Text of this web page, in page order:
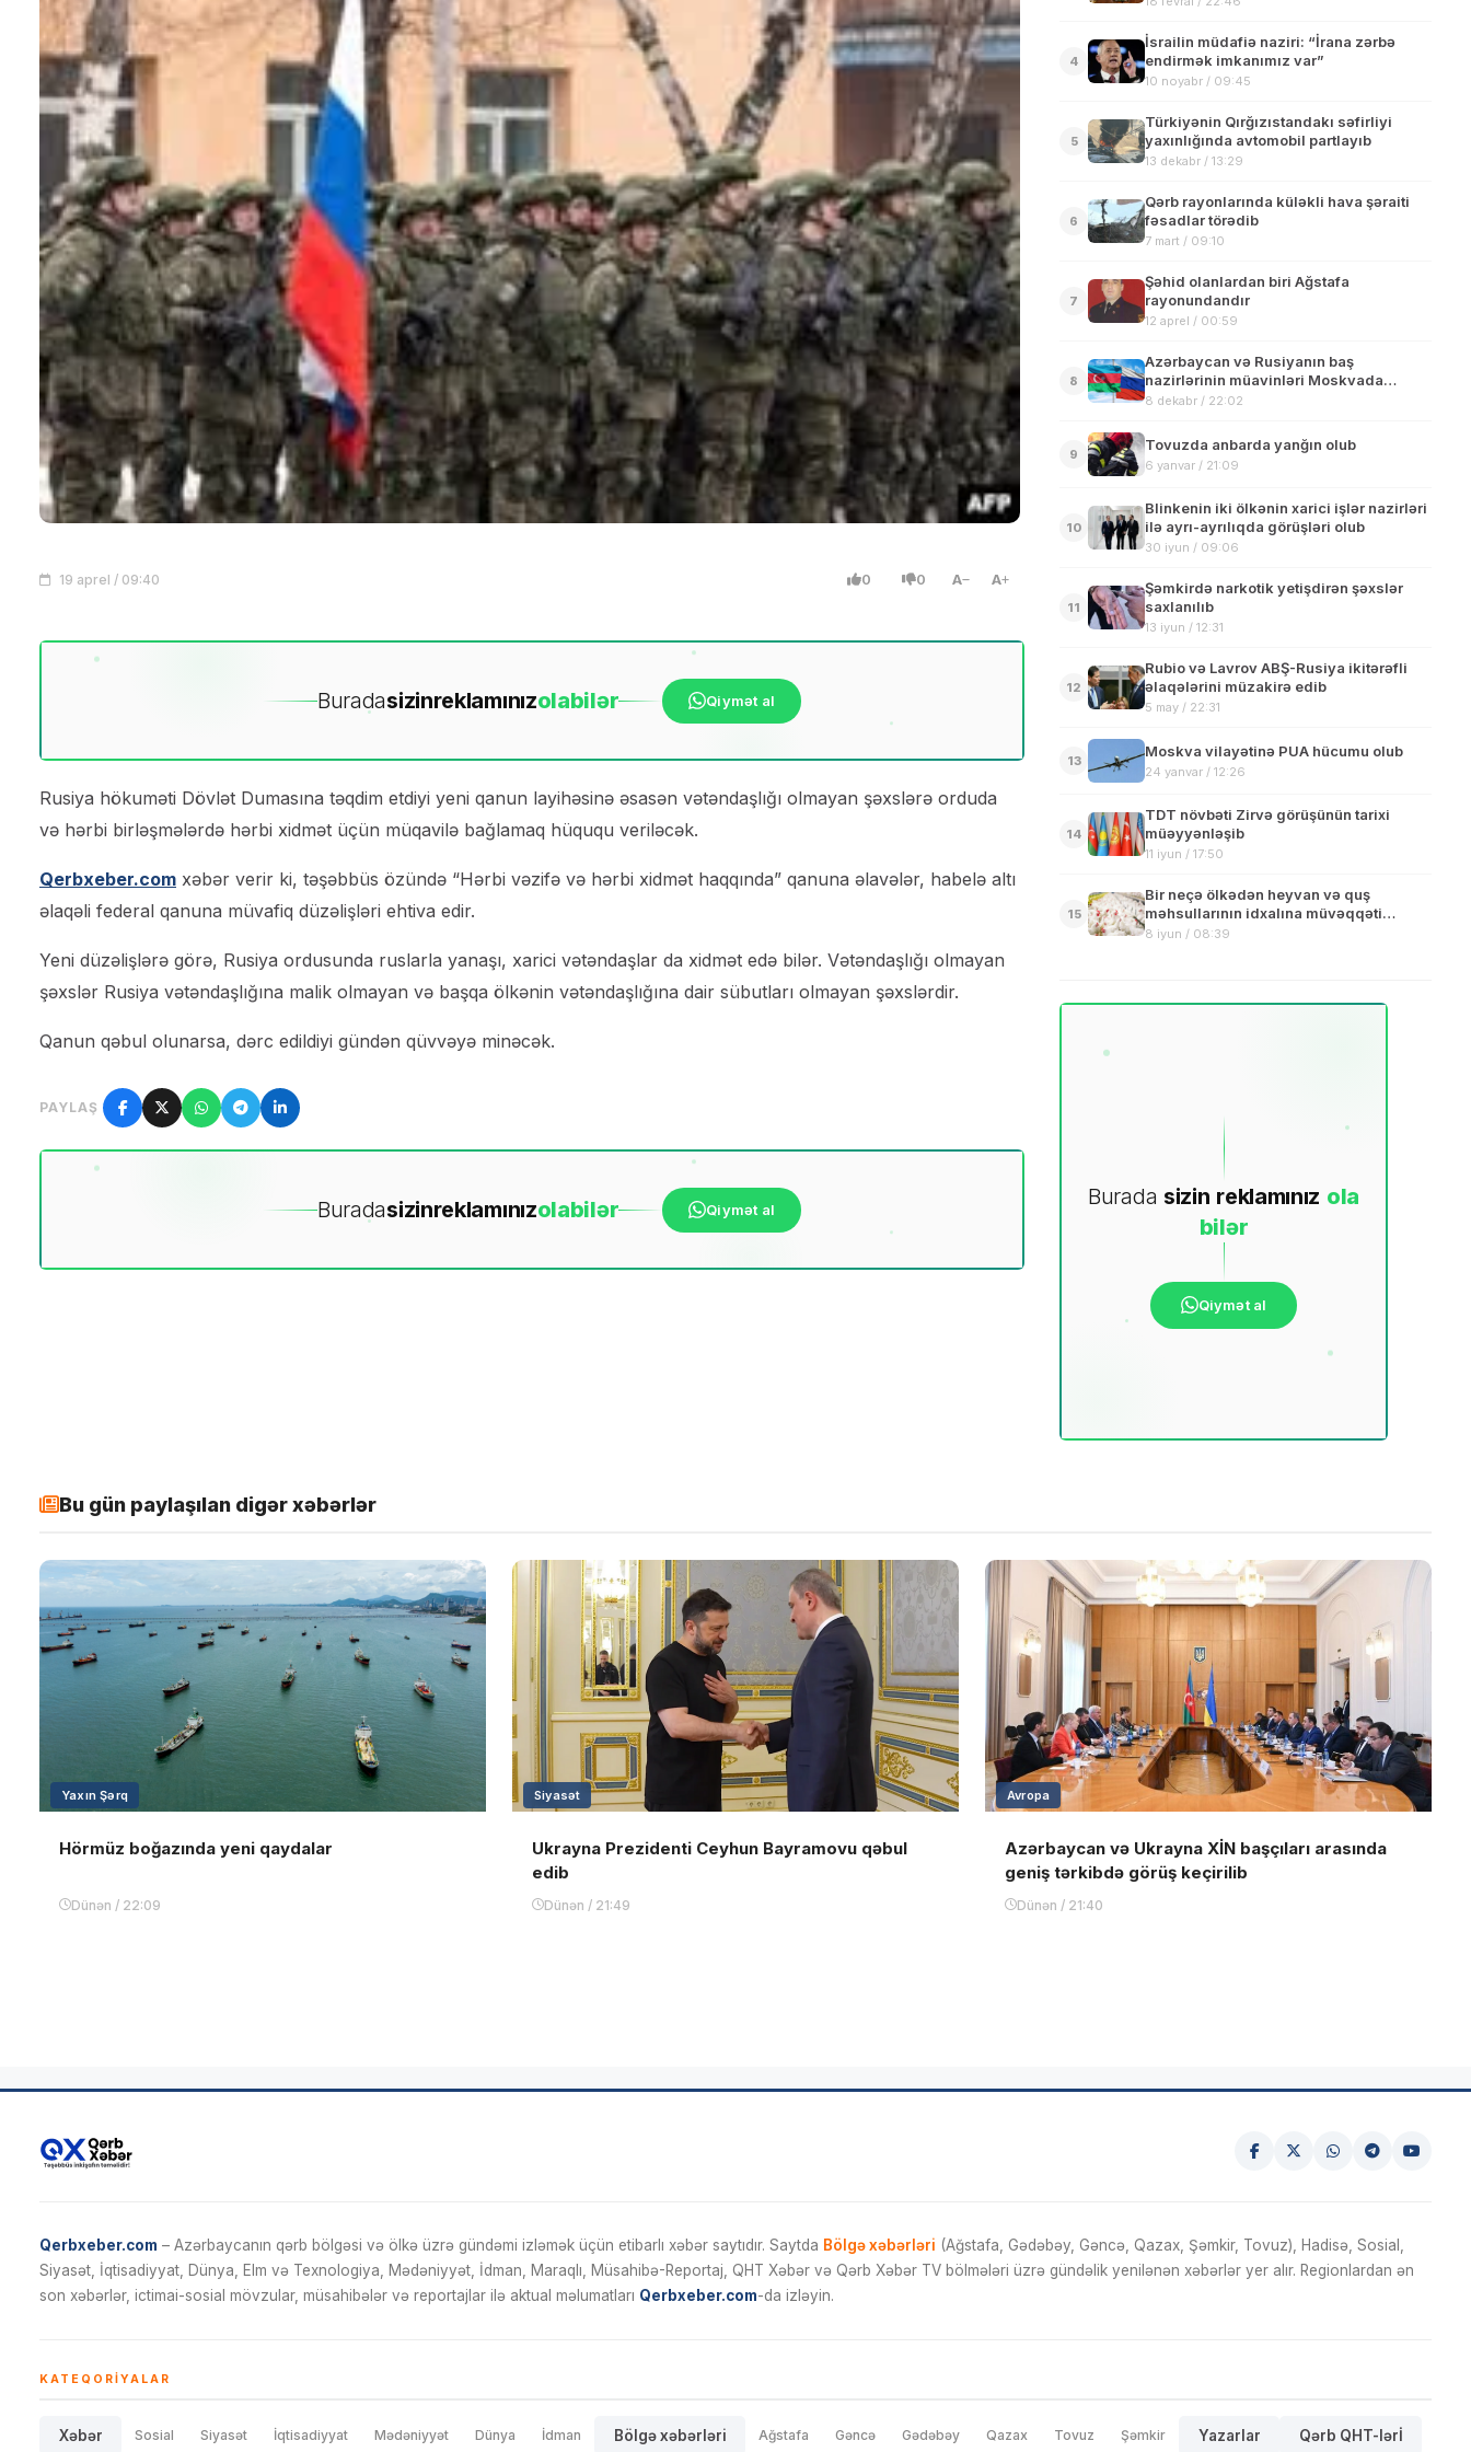
19 aprel / 09:40 0 0 A A
Buradasizinreklamınızolabilər Qiymət al
Rusiya hökuməti Dövlət Dumasına təqdim etdiyi yeni qanun layihəsinə əsasən vətəndaşlığı olmayan şəxslərə orduda
və hərbi birləşmələrdə hərbi xidmət üçün müqavilə bağlamaq hüququ veriləcək.
Qerbxeber.com xəbər verir ki, təşəbbüs özündə “Hərbi vəzifə və hərbi xidmət haqqında” qanuna əlavələr, habelə altı
əlaqəli federal qanuna müvafiq düzəlişləri ehtiva edir.
Yeni düzəlişlərə görə, Rusiya ordusunda ruslarla yanaşı, xarici vətəndaşlar da xidmət edə bilər. Vətəndaşlığı olmayan
şəxslər Rusiya vətəndaşlığına malik olmayan və başqa ölkənin vətəndaşlığına dair sübutları olmayan şəxslərdir.
Qanun qəbul olunarsa, dərc edildiyi gündən qüvvəyə minəcək.
PAYLAŞ
Buradasizinreklamınızolabilər Qiymət al
4
İsrailin müdafiə naziri: “İrana zərbə
endirmək imkanımız var”
10 noyabr / 09:45
5
Türkiyənin Qırğızıstandakı səfirliyi
yaxınlığında avtomobil partlayıb
13 dekabr / 13:29
6
Qərb rayonlarında küləkli hava şəraiti
fəsadlar törədib
7 mart / 09:10
7
Şəhid olanlardan biri Ağstafa
rayonundandır
12 aprel / 00:59
8
Azərbaycan və Rusiyanın baş
nazirlərinin müavinləri Moskvada
görüşüb
8 dekabr / 22:02
9
Tovuzda anbarda yanğın olub
6 yanvar / 21:09
10
Blinkenin iki ölkənin xarici işlər nazirləri
ilə ayrı-ayrılıqda görüşləri olub
30 iyun / 09:06
11
Şəmkirdə narkotik yetişdirən şəxslər
saxlanılıb
13 iyun / 12:31
12
Rubio və Lavrov ABŞ-Rusiya ikitərəfli
əlaqələrini müzakirə edib
5 may / 22:31
13
Moskva vilayətinə PUA hücumu olub
24 yanvar / 12:26
14
TDT növbəti Zirvə görüşünün tarixi
müəyyənləşib
11 iyun / 17:50
15
Bir neçə ölkədən heyvan və quş
məhsullarının idxalına müvəqqəti
məhdudiyyət qoyulub
8 iyun / 08:39
Burada sizin reklamınız ola
bilər
Qiymət al
Bu gün paylaşılan digər xəbərlər
Yaxın Şərq
Hörmüz boğazında yeni qaydalar
Dünən / 22:09
Siyasət
Ukrayna Prezidenti Ceyhun Bayramovu qəbul
edib
Dünən / 21:49
Avropa
Azərbaycan və Ukrayna XİN başçıları arasında
geniş tərkibdə görüş keçirilib
Dünən / 21:40
Qerbxeber.com – Azərbaycanın qərb bölgəsi və ölkə üzrə gündəmi izləmək üçün etibarlı xəbər saytıdır. Saytda Bölgə xəbərləri (Ağstafa, Gədəbəy, Gəncə, Qazax, Şəmkir, Tovuz), Hadisə, Sosial,
Siyasət, İqtisadiyyat, Dünya, Elm və Texnologiya, Mədəniyyət, İdman, Maraqlı, Müsahibə-Reportaj, QHT Xəbər və Qərb Xəbər TV bölmələri üzrə gündəlik yenilənən xəbərlər yer alır. Regionlardan ən
son xəbərlər, ictimai-sosial mövzular, müsahibələr və reportajlar ilə aktual məlumatları Qerbxeber.com-da izləyin.
KATEQORIYALAR
Xəbər Sosial Siyasət İqtisadiyyat Mədəniyyət Dünya İdman Bölgə xəbərləri Ağstafa Gəncə Gədəbəy Qazax Tovuz Şəmkir Yazarlar Qərb QHT-lərİ